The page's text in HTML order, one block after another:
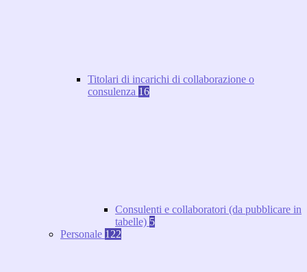
Titolari di incarichi di collaborazione o
consulenza 16
Consulenti e collaboratori (da pubblicare in
tabelle) 5
Personale 122